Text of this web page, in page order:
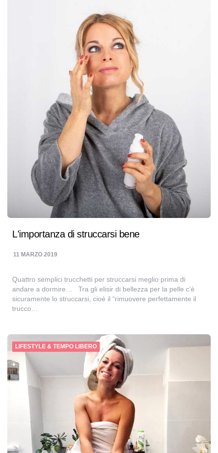
L'importanza di struccarsi bene
11 MARZO 2019
Quattro semplici trucchetti per struccarsi meglio prima di
andare a dormire… Tra gli elisir di bellezza per la pelle c’è
sicuramente lo struccarsi, cioè il “rimuovere perfettamente il
trucco…
LIFESTYLE & TEMPO LIBERO